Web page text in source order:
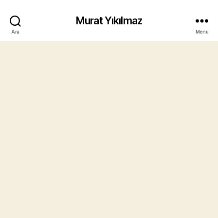
Ara
Murat Yıkılmaz
Menü